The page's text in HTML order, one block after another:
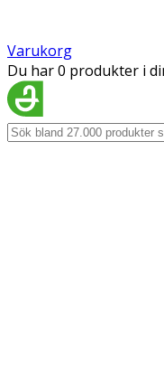
Varukorg
Du har 0 produkter i